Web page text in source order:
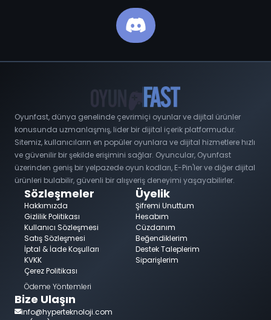
Oyunfast, dünya genelinde çevrimiçi oyunlar ve dijital ürünler
konusunda uzmanlaşmış, lider bir dijital içerik platformudur.
Sitemiz, kullanıcıların en popüler oyunlara ve dijital hizmetlere hızlı
ve güvenilir bir şekilde erişimini sağlar. Oyuncular, Oyunfast
üzerinden geniş bir yelpazede oyun kodları, E-Pin'ler ve diğer dijital
ürünleri bulabilir, güvenli bir alışveriş deneyimi yaşayabilirler.
Sözleşmeler
Hakkımızda
Gizlilik Politikası
Kullanıcı Sözleşmesi
Satış Sözleşmesi
İptal & İade Koşulları
KVKK
Çerez Politikası
Ödeme Yöntemleri
Üyelik
Şifremi Unuttum
Hesabım
Cüzdanım
Beğendiklerim
Destek Taleplerim
Siparişlerim
Bize Ulaşın
info@hyperteknoloji.com